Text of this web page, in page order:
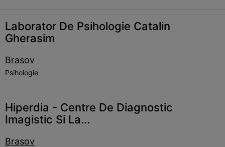
Laborator De Psihologie Catalin
Gherasim
Brasov
Psihologie
Hiperdia - Centre De Diagnostic
Imagistic Si La...
Brasov